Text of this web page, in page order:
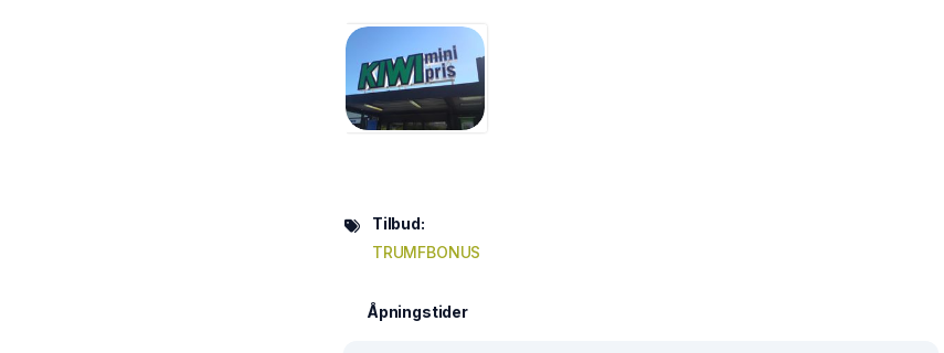
Tilbud:
TRUMFBONUS
Åpningstider